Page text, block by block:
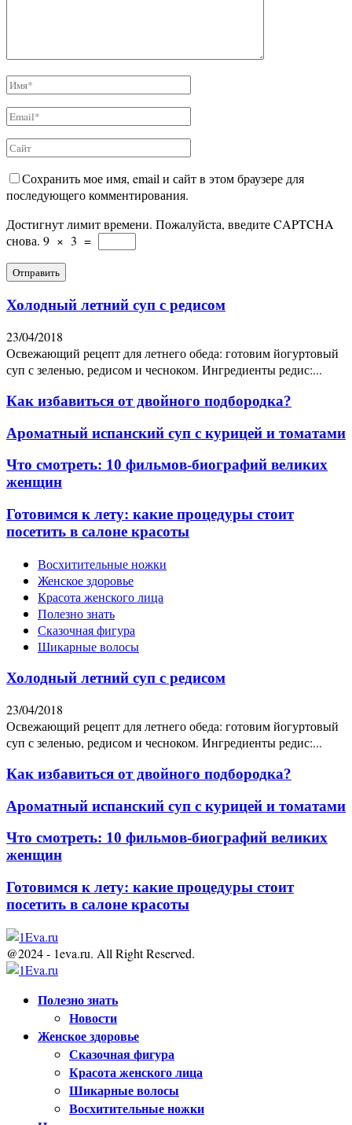
Сохранить мое имя, email и сайт в этом браузере для
последующего комментирования.
Достигнут лимит времени. Пожалуйста, введите CAPTCHA
снова. 9 × 3 =
Холодный летний суп с редисом
23/04/2018
Освежающий рецепт для летнего обеда: готовим йогуртовый
суп с зеленью, редисом и чесноком. Ингредиенты редис:...
Как избавиться от двойного подбородка?
Ароматный испанский суп с курицей и томатами
Что смотреть: 10 фильмов-биографий великих
женщин
Готовимся к лету: какие процедуры стоит
посетить в салоне красоты
Восхитительные ножки
Женское здоровье
Красота женского лица
Полезно знать
Сказочная фигура
Шикарные волосы
Холодный летний суп с редисом
23/04/2018
Освежающий рецепт для летнего обеда: готовим йогуртовый
суп с зеленью, редисом и чесноком. Ингредиенты редис:...
Как избавиться от двойного подбородка?
Ароматный испанский суп с курицей и томатами
Что смотреть: 10 фильмов-биографий великих
женщин
Готовимся к лету: какие процедуры стоит
посетить в салоне красоты
@2024 - 1eva.ru. All Right Reserved.
Полезно знать
Новости
Женское здоровье
Сказочная фигура
Красота женского лица
Шикарные волосы
Восхитительные ножки